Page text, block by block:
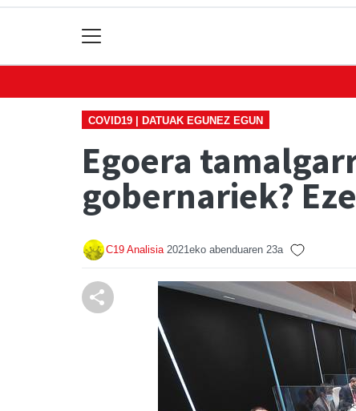
COVID19 | DATUAK EGUNEZ EGUN
Egoera
gobernariek?
C19 Analisia 2021eko abenduaren 23a